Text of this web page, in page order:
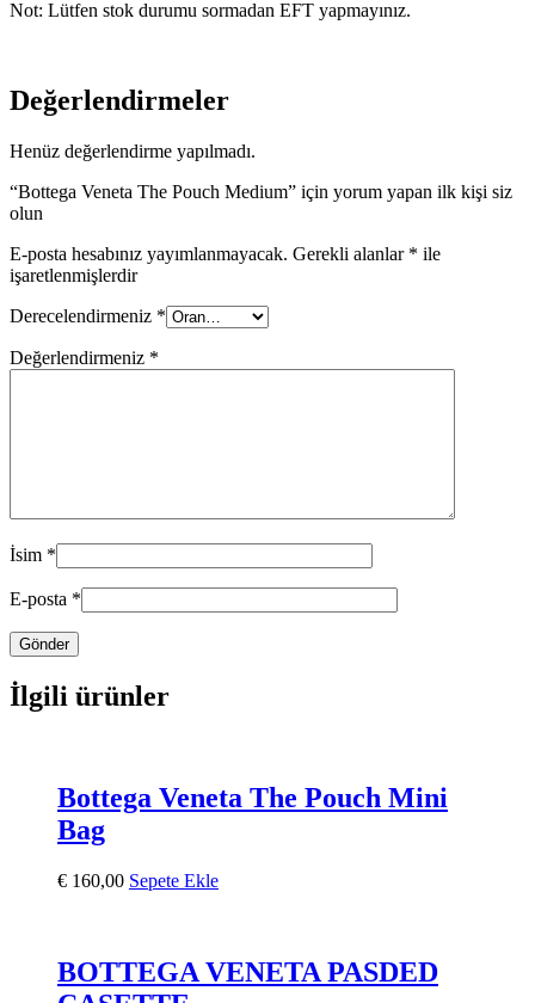
Not: Lütfen stok durumu sormadan EFT yapmayınız.
Değerlendirmeler
Henüz değerlendirme yapılmadı.
“Bottega Veneta The Pouch Medium” için yorum yapan ilk kişi siz
olun
E-posta hesabınız yayımlanmayacak. Gerekli alanlar * ile
işaretlenmişlerdir
Derecelendirmeniz *
Değerlendirmeniz *
İsim *
E-posta *
İlgili ürünler
Bottega Veneta The Pouch Mini
Bag
€ 160,00 Sepete Ekle
BOTTEGA VENETA PASDED